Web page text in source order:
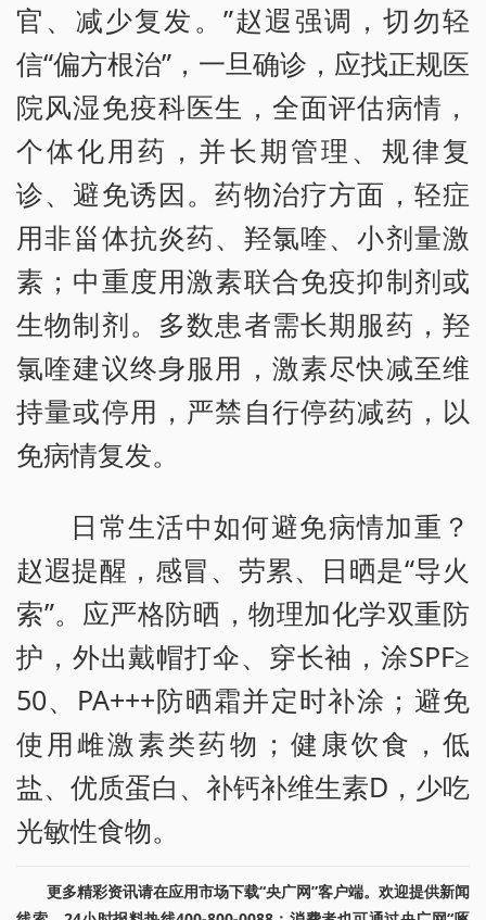
官、减少复发。”赵遐强调，切勿轻
信“偏方根治”，一旦确诊，应找正规医
院风湿免疫科医生，全面评估病情，
个体化用药，并长期管理、规律复
诊、避免诱因。药物治疗方面，轻症
用非甾体抗炎药、羟氯喹、小剂量激
素；中重度用激素联合免疫抑制剂或
生物制剂。多数患者需长期服药，羟
氯喹建议终身服用，激素尽快减至维
持量或停用，严禁自行停药减药，以
免病情复发。
日常生活中如何避免病情加重？
赵遐提醒，感冒、劳累、日晒是“导火
索”。应严格防晒，物理加化学双重防
护，外出戴帽打伞、穿长袖，涂SPF≥
50、PA+++防晒霜并定时补涂；避免
使用雌激素类药物；健康饮食，低
盐、优质蛋白、补钙补维生素D，少吃
光敏性食物。
更多精彩资讯请在应用市场下载“央广网”客户端。欢迎提供新闻